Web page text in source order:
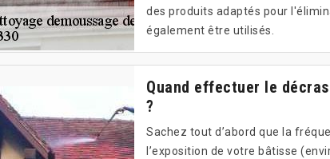
des produits adaptés pour
également être utilisés.
Quand effectuer le
?
Sachez tout d’abord que la
l’exposition de votre bâtisse